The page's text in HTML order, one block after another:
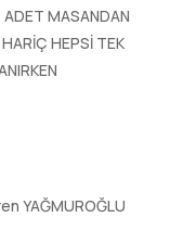
MASANDAN
HEPSİ TEK